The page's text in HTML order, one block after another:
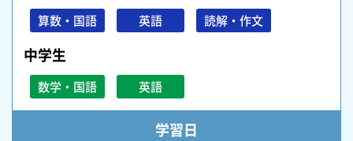
算数・国語 英語 読解・作文
中学生
数学・国語 英語
学習日